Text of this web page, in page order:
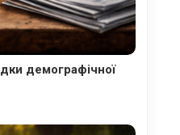
демографічної